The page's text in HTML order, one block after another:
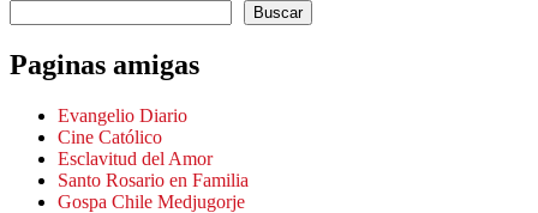
Buscar
Paginas amigas
Evangelio Diario
Cine Católico
Esclavitud del Amor
Santo Rosario en Familia
Gospa Chile Medjugorje